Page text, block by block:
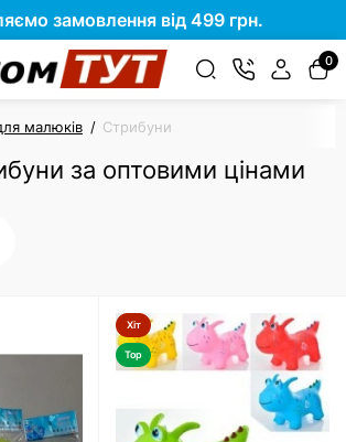
замовлення від 499 грн.
0
малюків Стрибуни
за оптовими цінами
Хіт
Top